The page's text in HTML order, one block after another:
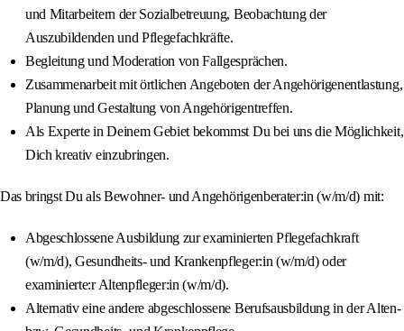
und Mitarbeitern der Sozialbetreuung, Beobachtung der
Auszubildenden und Pflegefachkräfte.
Begleitung und Moderation von Fallgesprächen.
Zusammenarbeit mit örtlichen Angeboten der Angehörigenentlastung,
Planung und Gestaltung von Angehörigentreffen.
Als Experte in Deinem Gebiet bekommst Du bei uns die Möglichkeit,
Dich kreativ einzubringen.
Das bringst Du als Bewohner- und Angehörigenberater:in (w/m/d) mit:
Abgeschlossene Ausbildung zur examinierten Pflegefachkraft
(w/m/d), Gesundheits- und Krankenpfleger:in (w/m/d) oder
examinierte:r Altenpfleger:in (w/m/d).
Alternativ eine andere abgeschlossene Berufsausbildung in der Alten-